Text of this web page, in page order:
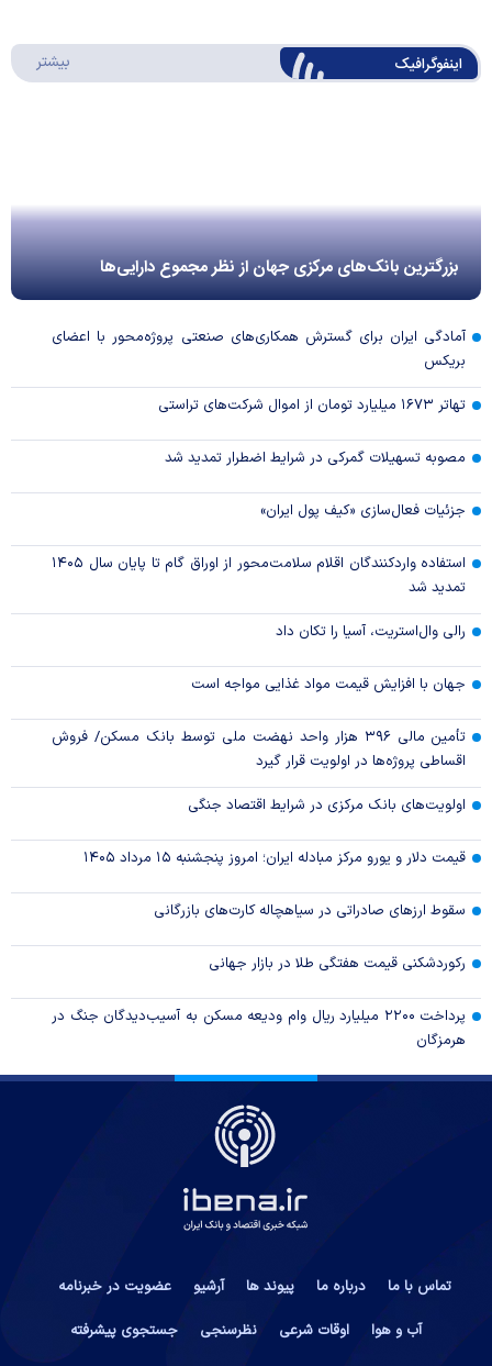
اینفوگرافیک بیشتر
بزرگترین بانک‌های مرکزی جهان از نظر مجموع دارایی‌ها
آمادگی ایران برای گسترش همکاری‌های صنعتی پروژه‌محور با اعضای
بریکس
تهاتر ۱۶۷۳ میلیارد تومان از اموال شرکت‌های تراستی
مصوبه تسهیلات گمرکی در شرایط اضطرار تمدید شد
جزئیات فعال‌سازی «کیف پول ایران»
استفاده واردکنندگان اقلام سلامت‌محور از اوراق گام تا پایان سال ۱۴۰۵
تمدید شد
رالی وال‌استریت، آسیا را تکان داد
جهان با افزایش قیمت مواد غذایی مواجه است
تأمین مالی ۳۹۶ هزار واحد نهضت ملی توسط بانک مسکن/ فروش
اقساطی پروژه‌ها در اولویت قرار گیرد
اولویت‌های بانک مرکزی در شرایط اقتصاد جنگی
قیمت دلار و یورو مرکز مبادله ایران؛ امروز پنجشنبه ۱۵ مرداد ۱۴۰۵
سقوط ارزهای صادراتی در سیاهچاله کارت‌های بازرگانی
رکوردشکنی قیمت هفتگی طلا در بازار‌ جهانی
پرداخت ۲۲۰۰ میلیارد ریال وام ودیعه مسکن به آسیب‌دیدگان جنگ در
هرمزگان
تماس با ما درباره ما پیوند ها آرشیو
عضویت در خبرنامه
آب و هوا
اوقات شرعی نظرسنجی جستجوی پیشرفته